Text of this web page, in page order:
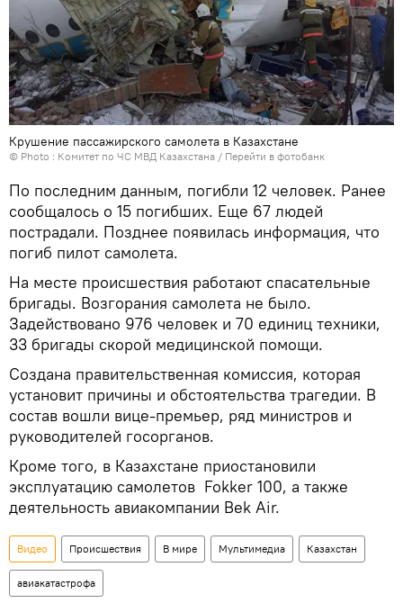
Крушение пассажирского самолета в Казахстане
© Photo : Комитет по ЧС МВД Казахстана / Перейти в фотобанк
По последним данным, погибли 12 человек. Ранее
сообщалось о 15 погибших. Еще 67 людей
пострадали. Позднее появилась информация, что
погиб пилот самолета.
На месте происшествия работают спасательные
бригады. Возгорания самолета не было.
Задействовано 976 человек и 70 единиц техники,
33 бригады скорой медицинской помощи.
Создана правительственная комиссия, которая
установит причины и обстоятельства трагедии. В
состав вошли вице-премьер, ряд министров и
руководителей госорганов.
Кроме того, в Казахстане приостановили
эксплуатацию самолетов Fokker 100, а также
деятельность авиакомпании Bek Air.
Видео Происшествия В мире Мультимедиа Казахстан
авиакатастрофа